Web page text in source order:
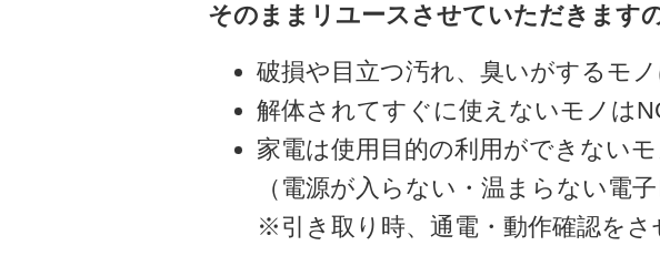
そのままリユースさせていただきます
破損や目立つ汚れ、臭いがするモ
解体されてすぐに使えないモノは
家電は使用目的の利用ができない
（電源が入らない・温まらない電子
※引き取り時、通電・動作確認をさ